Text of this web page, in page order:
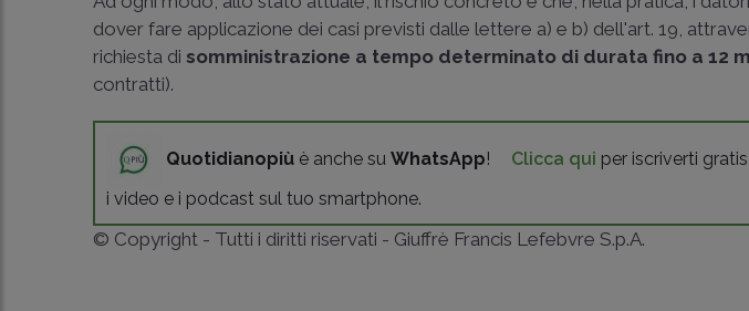
dover fare applicazione dei casi previsti dalle lettere a) e b) dell'art. 19,
richiesta di somministrazione a tempo determinato di durata fino a 12
contratti).
Quotidianopiù è anche suWhatsApp! Clicca qui per iscriverti
i video e i podcast sul tuo smartphone.
© Copyright - Tutti i diritti riservati - Giuffrè Francis Lefebvre S.p.A.